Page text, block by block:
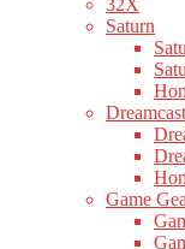
32X
Saturn
Dreamcast
Game